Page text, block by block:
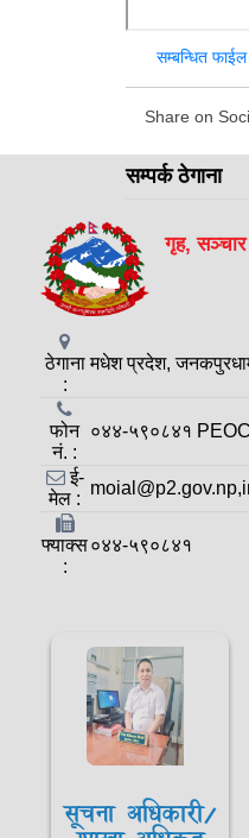
सम्बन्धित
Share on
सम्पर्क ठेगाना
गृह,
ठेगाना
:
मधेश प्रदेश,
फोन
नं. :
०४४-५९०८४१
ई-
मेल :
फ्याक्स
:
०४४-५९०८४१
सूचना अधिकारी/